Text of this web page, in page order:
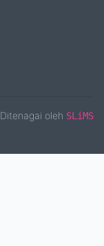
Ditenagai oleh SLiMS